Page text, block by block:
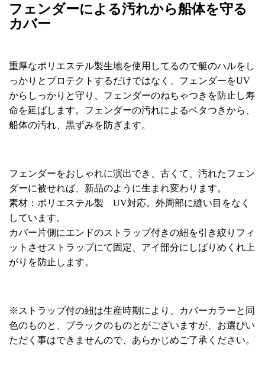
フェンダーによる汚れから船体を守る
カバー
重厚なポリエステル製生地を使用してるので艇のハルをし
っかりとプロテクトするだけではなく、フェンダーをUV
からしっかりと守り、フェンダーのねちゃつきを防止し寿
命を延ばします。フェンダーの汚れによるベタつきから、
船体の汚れ、黒ずみを防ぎます。
フェンダーをおしゃれに演出でき、古くて、汚れたフェン
ダーに被せれば、新品のように生まれ変わります。
素材：ポリエステル製 UV対応。外周部に縫い目をなく
しています。
カバー片側にエンドのストラップ付きの紐を引き絞りフィ
ットさせストラップにて固定、アイ部分にしばりめくれ上
がりを防止します。
※ストラップ付の紐は生産時期により、カバーカラーと同
色のものと、ブラックのものとがございますが、お選びい
ただく事はできませんので、あらかじめご了承ください。